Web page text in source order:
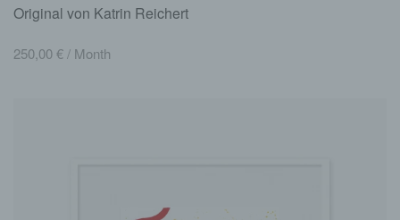
Original von Katrin Reichert
250,00€/ Month